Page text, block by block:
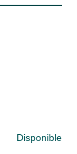
Disponible